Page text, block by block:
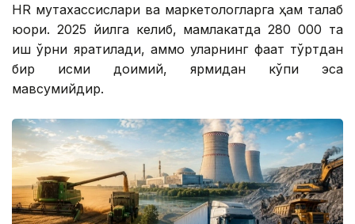
HR мутахассислари ва маркетологларга ҳам талаб
юқори. 2025 йилга келиб, мамлакатда 280 000 та
иш ўрни яратилади, аммо уларнинг фақат тўртдан
бир қисми доимий, ярмидан кўпи эса
мавсумийдир.